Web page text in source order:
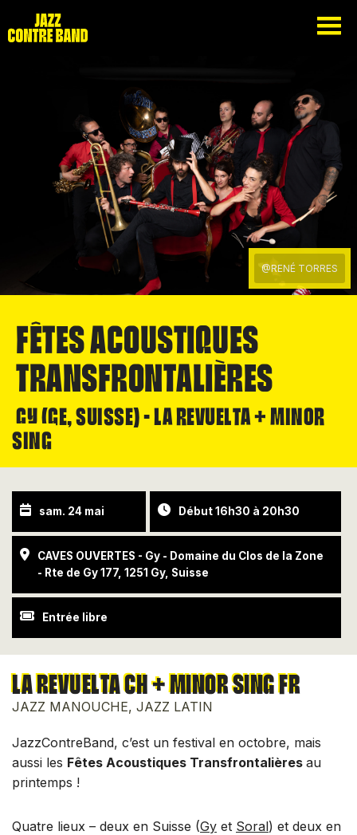
@RENÉ TORRES
FÊTES ACOUSTIQUES
TRANSFRONTALIÈRES
GY (GE, SUISSE) - LA REVUELTA + MINOR
SING
sam. 24 mai Début 16h30 à 20h30
CAVES OUVERTES - Gy - Domaine du Clos de la Zone
- Rte de Gy 177, 1251 Gy, Suisse
Entrée libre
LA REVUELTA CH + MINOR SING FR
JAZZ MANOUCHE, JAZZ LATIN
JazzContreBand, c’est un festival en octobre, mais
aussi les Fêtes Acoustiques Transfrontalières au
printemps !
Quatre lieux – deux en Suisse (Gy et Soral) et deux en